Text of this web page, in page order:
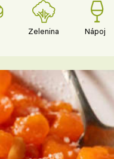
Zelenina Nápoje